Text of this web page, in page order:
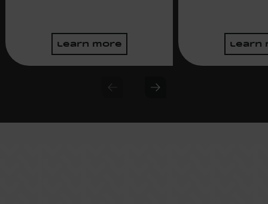
learn more learn
Previous slide
Next slide